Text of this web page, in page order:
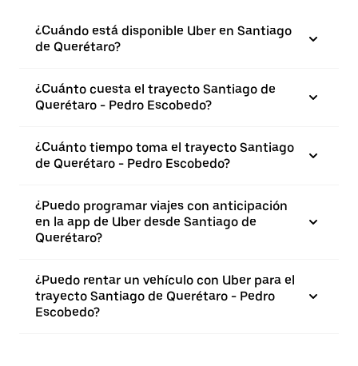
¿Cuándo está disponible Uber en Santiago
de Querétaro?
¿Cuánto cuesta el trayecto Santiago de
Querétaro - Pedro Escobedo?
¿Cuánto tiempo toma el trayecto Santiago
de Querétaro - Pedro Escobedo?
¿Puedo programar viajes con anticipación
en la app de Uber desde Santiago de
Querétaro?
¿Puedo rentar un vehículo con Uber para el
trayecto Santiago de Querétaro - Pedro
Escobedo?